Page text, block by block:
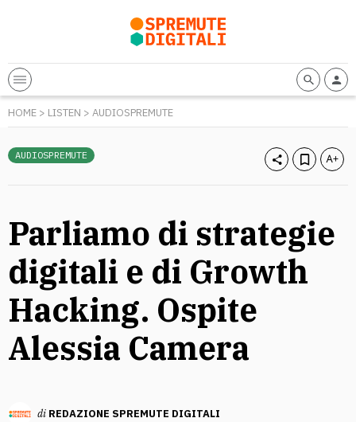
HOME > LISTEN > AUDIOSPREMUTE
AUDIOSPREMUTE
Parliamo di strategie
digitali e di Growth
Hacking. Ospite
Alessia Camera
di REDAZIONE SPREMUTE DIGITALI